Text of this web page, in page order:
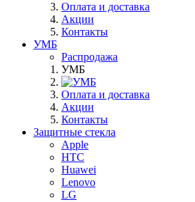
Оплата и доставка
Акции
Контакты
УМБ
Распродажа
УМБ
Оплата и доставка
Акции
Контакты
Защитные стекла
Apple
HTC
Huawei
Lenovo
LG